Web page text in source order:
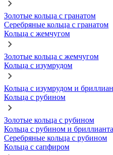
Золотые кольца с гранатом
Серебряные кольца с гранатом
Кольца с жемчугом
Золотые кольца с жемчугом
Кольца с изумрудом
Кольца с изумрудом и
Кольца с рубином
Золотые кольца с рубином
Кольца с рубином и
Серебряные кольца с рубином
Кольца с сапфиром